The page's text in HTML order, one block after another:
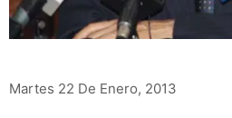
Martes 22 De Enero, 2013